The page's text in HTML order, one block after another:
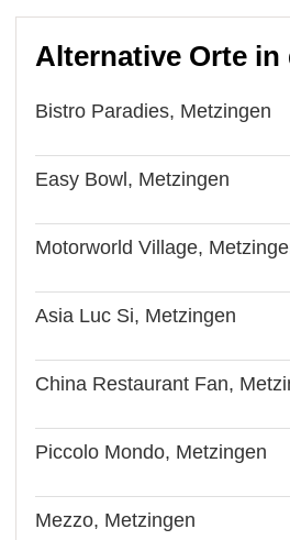
Alternative Orte in
Bistro Paradies, Metzingen
Easy Bowl, Metzingen
Motorworld Village,
Asia Luc Si, Metzingen
China Restaurant Fan,
Piccolo Mondo, Metzingen
Mezzo, Metzingen